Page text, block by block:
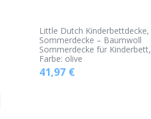
Little Dutch Kinderbettdecke,
Sommerdecke – Baumwoll
Sommerdecke für Kinderbett,
Farbe: olive
41,97€